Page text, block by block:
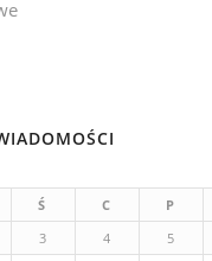
Ś C P
3 4 5